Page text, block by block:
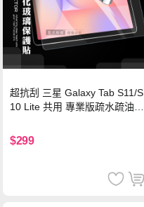
超抗刮 三星 Galaxy Tab S11/S
10 Lite 共用 專業版疏水疏油9H
$299